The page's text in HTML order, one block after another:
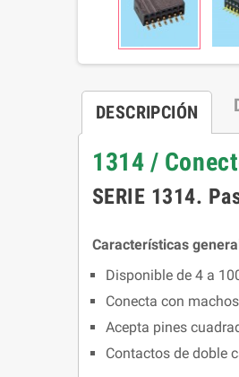
DESCRIPCIÓN
1314 /
SERIE 1314.
Características
Disponible de 4 a
Conecta con
Acepta pines
Contactos de doble